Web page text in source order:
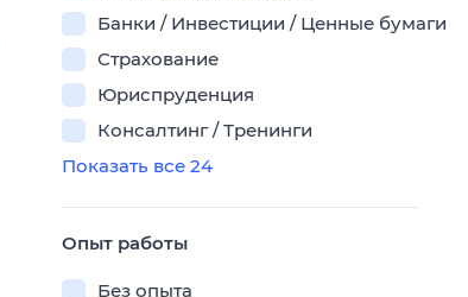
Банки / Инвестиции / Ценные бумаги
Страхование
Юриспруденция
Консалтинг / Тренинги
Показать все 24
Опыт работы
Без опыта